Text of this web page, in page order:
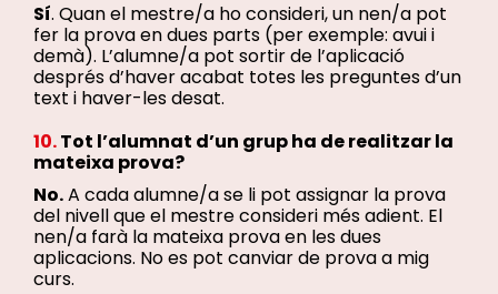
Sí. Quan el mestre/a ho consideri, un nen/a pot
fer la prova en dues parts (per exemple: avui i
demà). L’alumne/a pot sortir de l’aplicació
després d’haver acabat totes les preguntes d’un
text i haver-les desat.
10.Tot l’alumnat d’un grup ha de realitzar la
mateixa prova?
No.A cada alumne/a se li pot assignar la prova
del nivell que el mestre consideri més adient. El
nen/a farà la mateixa prova en les dues
aplicacions. No es pot canviar de prova a mig
curs.